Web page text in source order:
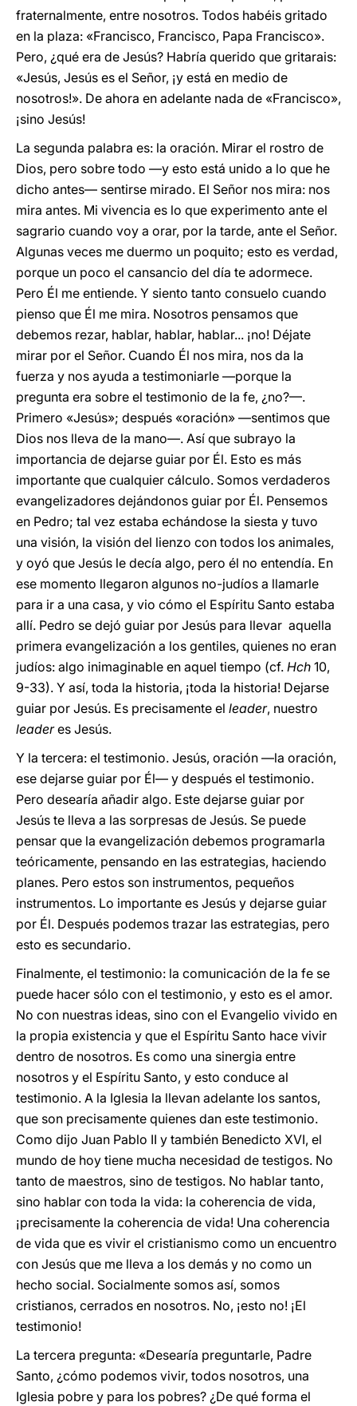
fraternalmente, entre nosotros. Todos habéis gritado
en la plaza: «Francisco, Francisco, Papa Francisco».
Pero, ¿qué era de Jesús? Habría querido que gritarais:
«Jesús, Jesús es el Señor, ¡y está en medio de
nosotros!». De ahora en adelante nada de «Francisco»,
¡sino Jesús!
La segunda palabra es: la oración. Mirar el rostro de
Dios, pero sobre todo —y esto está unido a lo que he
dicho antes— sentirse mirado. El Señor nos mira: nos
mira antes. Mi vivencia es lo que experimento ante el
sagrario cuando voy a orar, por la tarde, ante el Señor.
Algunas veces me duermo un poquito; esto es verdad,
porque un poco el cansancio del día te adormece.
Pero Él me entiende. Y siento tanto consuelo cuando
pienso que Él me mira. Nosotros pensamos que
debemos rezar, hablar, hablar, hablar... ¡no! Déjate
mirar por el Señor. Cuando Él nos mira, nos da la
fuerza y nos ayuda a testimoniarle —porque la
pregunta era sobre el testimonio de la fe, ¿no?—.
Primero «Jesús»; después «oración» —sentimos que
Dios nos lleva de la mano—. Así que subrayo la
importancia de dejarse guiar por Él. Esto es más
importante que cualquier cálculo. Somos verdaderos
evangelizadores dejándonos guiar por Él. Pensemos
en Pedro; tal vez estaba echándose la siesta y tuvo
una visión, la visión del lienzo con todos los animales,
y oyó que Jesús le decía algo, pero él no entendía. En
ese momento llegaron algunos no-judíos a llamarle
para ir a una casa, y vio cómo el Espíritu Santo estaba
allí. Pedro se dejó guiar por Jesús para llevar aquella
primera evangelización a los gentiles, quienes no eran
judíos: algo inimaginable en aquel tiempo (cf. Hch 10,
9-33). Y así, toda la historia, ¡toda la historia! Dejarse
guiar por Jesús. Es precisamente el leader, nuestro
leaderes Jesús.
Y la tercera: el testimonio. Jesús, oración —la oración,
ese dejarse guiar por Él— y después el testimonio.
Pero desearía añadir algo. Este dejarse guiar por
Jesús te lleva a las sorpresas de Jesús. Se puede
pensar que la evangelización debemos programarla
teóricamente, pensando en las estrategias, haciendo
planes. Pero estos son instrumentos, pequeños
instrumentos. Lo importante es Jesús y dejarse guiar
por Él. Después podemos trazar las estrategias, pero
esto es secundario.
Finalmente, el testimonio: la comunicación de la fe se
puede hacer sólo con el testimonio, y esto es el amor.
No con nuestras ideas, sino con el Evangelio vivido en
la propia existencia y que el Espíritu Santo hace vivir
dentro de nosotros. Es como una sinergia entre
nosotros y el Espíritu Santo, y esto conduce al
testimonio. A la Iglesia la llevan adelante los santos,
que son precisamente quienes dan este testimonio.
Como dijo Juan Pablo II y también Benedicto XVI, el
mundo de hoy tiene mucha necesidad de testigos. No
tanto de maestros, sino de testigos. No hablar tanto,
sino hablar con toda la vida: la coherencia de vida,
¡precisamente la coherencia de vida! Una coherencia
de vida que es vivir el cristianismo como un encuentro
con Jesús que me lleva a los demás y no como un
hecho social. Socialmente somos así, somos
cristianos, cerrados en nosotros. No, ¡esto no! ¡El
testimonio!
La tercera pregunta: «Desearía preguntarle, Padre
Santo, ¿cómo podemos vivir, todos nosotros, una
Iglesia pobre y para los pobres? ¿De qué forma el